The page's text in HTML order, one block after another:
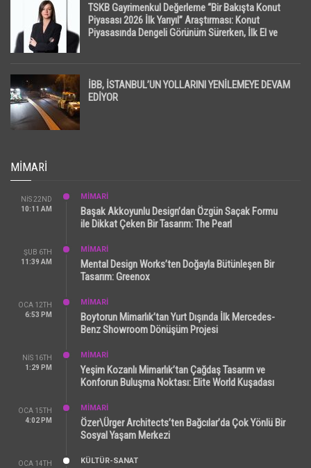
TSKB Gayrimenkul Değerleme “Bir Bakışta Konut
Piyasası 2026 İlk Yarıyıl” Araştırması: Konut
Piyasasında Dengeli Görünüm Sürerken, İlk El ve
İBB, İSTANBUL’UN YOLLARINI YENİLEMEYE DEVAM
EDİYOR
MIMARI
NIS 22ND
10:11 AM
MİMARİ
Başak Akkoyunlu Design’dan Özgün Saçak Formu
ile Dikkat Çeken Bir Tasarım: The Pearl
ŞUB 6TH
11:39 AM
MİMARİ
Mental Design Works’ten Doğayla Bütünleşen Bir
Tasarım: Greenox
OCA 12TH
6:53 PM
MİMARİ
Boytorun Mimarlık’tan Yurt Dışında İlk Mercedes-
Benz Showroom Dönüşüm Projesi
NIS 16TH
1:29 PM
MİMARİ
Yeşim Kozanlı Mimarlık’tan Çağdaş Tasarım ve
Konforun Buluşma Noktası: Elite World Kuşadası
OCA 15TH
4:02 PM
MİMARİ
Özer\Ürger Architects’ten Bağcılar’da Çok Yönlü Bir
Sosyal Yaşam Merkezi
OCA 14TH
KÜLTÜR-SANAT